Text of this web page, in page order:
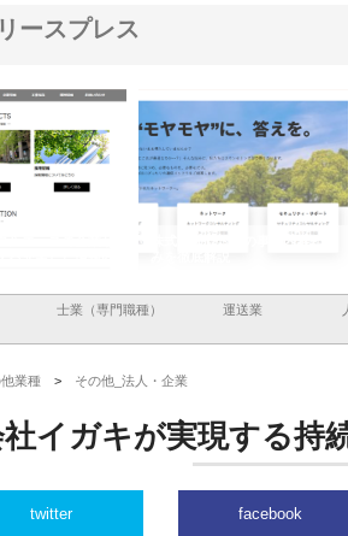
ースプレス
る充実した情報内
株式会社ＣＳＡの事業内容と強
士業（専門職種） 運送業
業種 > その他_法人・企業
イガキが実現する持
twitter facebook